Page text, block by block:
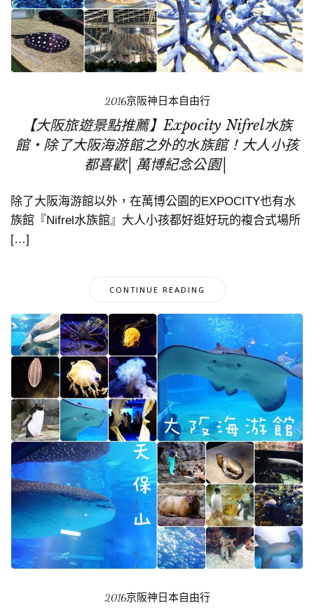
2016京阪神日本自由行
【大阪旅遊景點推薦】Expocity Nifrel水族
館‧除了大阪海游館之外的水族館！大人小孩
都喜歡│萬博紀念公園│
除了大阪海游館以外，在萬博公園的EXPOCITY也有水
族館『Nifrel水族館』大人小孩都好逛好玩的複合式場所
[…]
CONTINUE READING
2016京阪神日本自由行